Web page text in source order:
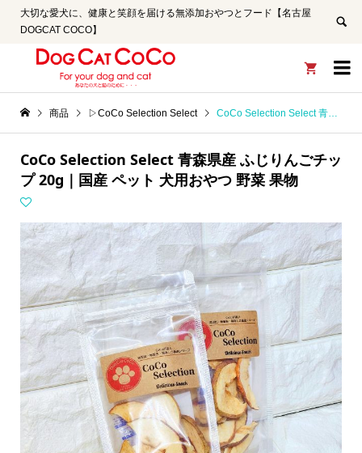
大切な愛犬に、健康と笑顔を届ける無添加おやつとフード【名古屋
DOGCAT COCO】


商品 ▷CoCo Selection Select CoCo Selection Select 青森県産 ふじりんごチップ 20g｜国産 ペット 犬用おやつ 野菜 果物
CoCo Selection Select 青森県産 ふじりんごチッ
プ 20g｜国産 ペット 犬用おやつ 野菜 果物